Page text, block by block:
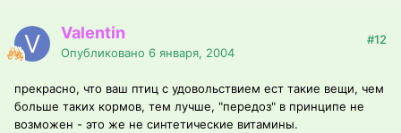
Valentin
Опубликовано 6 января, 2004
#12
прекрасно, что ваш птиц с удовольствием ест такие вещи, чем
больше таких кормов, тем лучше, "передоз" в принципе не
возможен - это же не синтетические витамины.